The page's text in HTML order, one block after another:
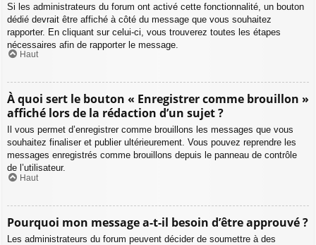
Si les administrateurs du forum ont activé cette fonctionnalité, un bouton
dédié devrait être affiché à côté du message que vous souhaitez
rapporter. En cliquant sur celui-ci, vous trouverez toutes les étapes
nécessaires afin de rapporter le message.
Haut
À quoi sert le bouton « Enregistrer comme brouillon »
affiché lors de la rédaction d’un sujet ?
Il vous permet d’enregistrer comme brouillons les messages que vous
souhaitez finaliser et publier ultérieurement. Vous pouvez reprendre les
messages enregistrés comme brouillons depuis le panneau de contrôle
de l’utilisateur.
Haut
Pourquoi mon message a-t-il besoin d’être approuvé ?
Les administrateurs du forum peuvent décider de soumettre à des